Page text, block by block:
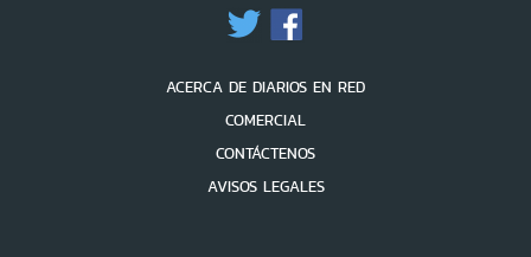
ACERCA DE DIARIOS EN RED
COMERCIAL
CONTÁCTENOS
AVISOS LEGALES